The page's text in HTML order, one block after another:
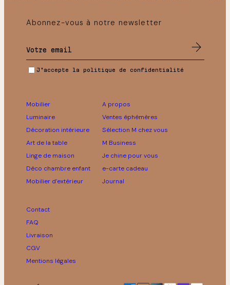
Abonnez-vous à notre newsletter
J’accepte la politique de confidentialité
Mobilier
Luminaire
Décoration intérieure
Art de la table
Linge de maison
Déco chambre enfant
Mobilier d’extérieur
A propos
Ventes éphémères
Sélection M chez vous
M Business
Je chine pour vous
e-carte cadeau
Journal
Contact
FAQ
Livraison
CGV
Mentions légales